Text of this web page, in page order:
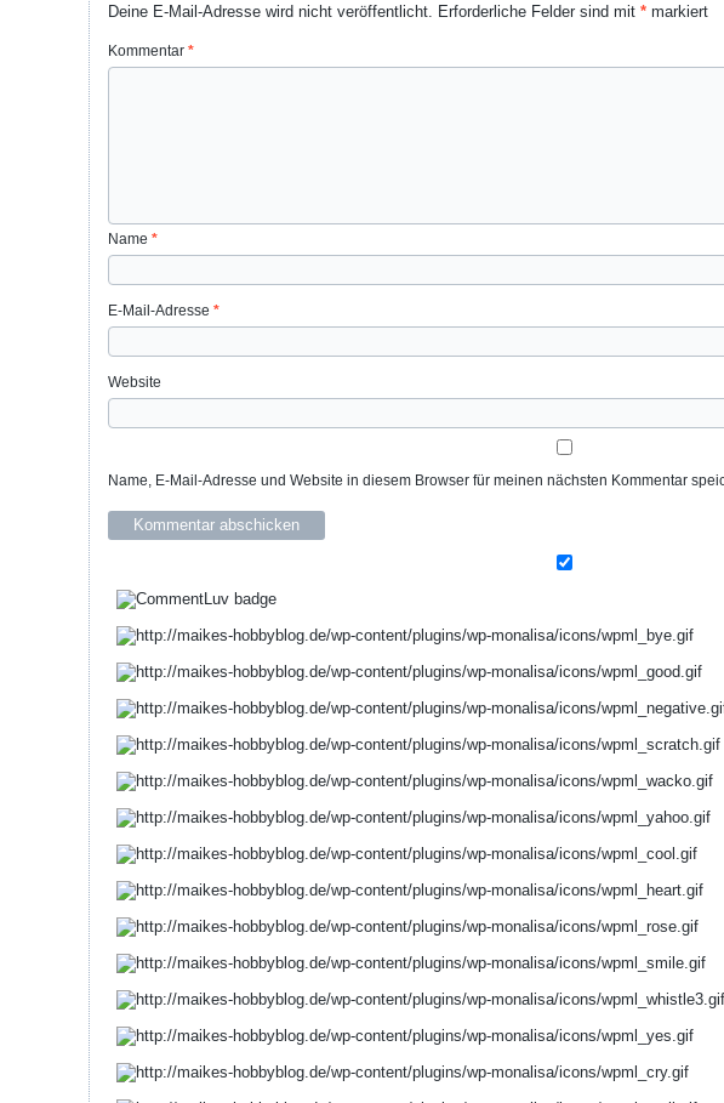
Deine E-Mail-Adresse wird nicht veröffentlicht. Erforderliche Felder sind mit * markiert
Kommentar *
Name *
E-Mail-Adresse *
Website
Name, E-Mail-Adresse und Website in diesem Browser für meinen nächsten Kommentar